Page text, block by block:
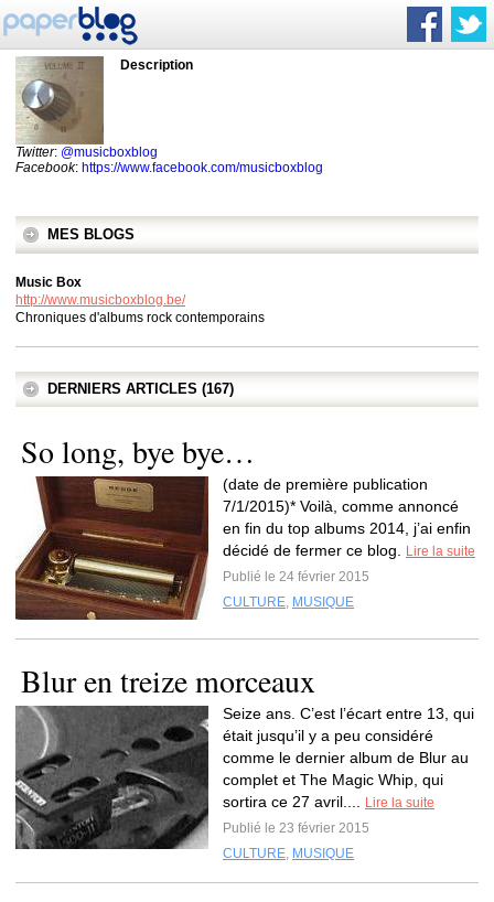
Description
Twitter: @musicboxblog
Facebook: https://www.facebook.com/musicboxblog
MES BLOGS
Music Box
http://www.musicboxblog.be/
Chroniques d'albums rock contemporains
DERNIERS ARTICLES (167)
So long, bye bye…
(date de première publication
7/1/2015)* Voilà, comme annoncé
en fin du top albums 2014, j’ai enfin
décidé de fermer ce blog.
Lire la suite
Publié le 24 février 2015
CULTURE, MUSIQUE
Blur en treize morceaux
Seize ans. C’est l’écart entre 13, qui
était jusqu’il y a peu considéré
comme le dernier album de Blur au
complet et The Magic Whip, qui
sortira ce 27 avril....
Lire la suite
Publié le 23 février 2015
CULTURE, MUSIQUE